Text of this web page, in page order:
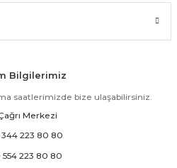
Bilgilerimiz
saatlerimizde bize ulaşabilirsiniz.
Merkezi
223 80 80
554 223 80 80